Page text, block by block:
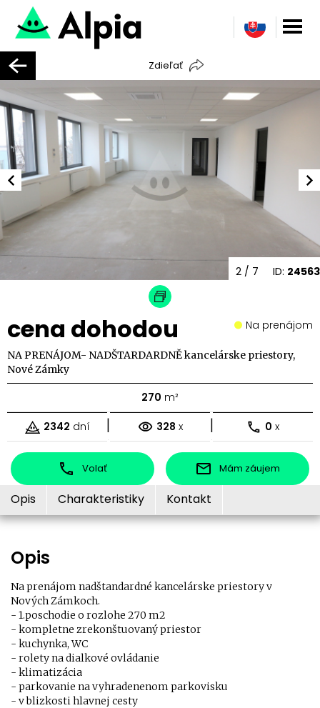
Zdieľať
ID: 24563
2 / 7
cena dohodou Na prenájom
NA PRENÁJOM- NADŠTARDARDNĚ kancelárske priestory,
Nové Zámky
270 m²
2342 dní | 328 x | 0 x
Volať Mám záujem
Opis Charakteristiky Kontakt
Opis
Na prenájom nadštandardné kancelárske priestory v
Nových Zámkoch.
- 1.poschodie o rozlohe 270 m2
- kompletne zrekonštuovaný priestor
- kuchynka, WC
- rolety na dialkové ovládanie
- klimatizácia
- parkovanie na vyhradenenom parkovisku
- v blizkosti hlavnej cesty